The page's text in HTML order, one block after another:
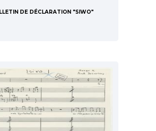
DE DÉCLARATION "SIWO"